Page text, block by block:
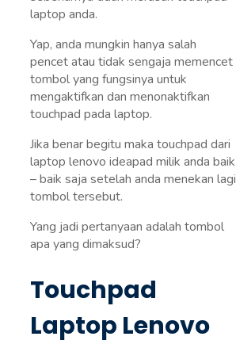
laptop anda.
Yap, anda mungkin hanya salah
pencet atau tidak sengaja memencet
tombol yang fungsinya untuk
mengaktifkan dan menonaktifkan
touchpad pada laptop.
Jika benar begitu maka touchpad dari
laptop lenovo ideapad milik anda baik
– baik saja setelah anda menekan lagi
tombol tersebut.
Yang jadi pertanyaan adalah tombol
apa yang dimaksud?
Touchpad
Laptop Lenovo